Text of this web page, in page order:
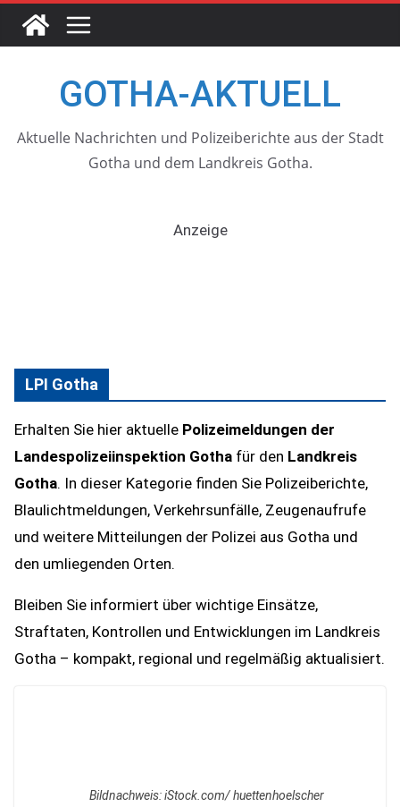
GOTHA-AKTUELL
Aktuelle Nachrichten und Polizeiberichte aus der Stadt
Gotha und dem Landkreis Gotha.
Anzeige
LPI Gotha
Erhalten Sie hier aktuelle Polizeimeldungen der
Landespolizeiinspektion Gotha für den Landkreis
Gotha. In dieser Kategorie finden Sie Polizeiberichte,
Blaulichtmeldungen, Verkehrsunfälle, Zeugenaufrufe
und weitere Mitteilungen der Polizei aus Gotha und
den umliegenden Orten.
Bleiben Sie informiert über wichtige Einsätze,
Straftaten, Kontrollen und Entwicklungen im Landkreis
Gotha – kompakt, regional und regelmäßig aktualisiert.
Bildnachweis: iStock.com/ huettenhoelscher